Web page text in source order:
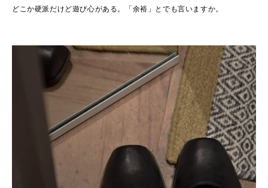
どこか硬派だけど遊び心がある。「余裕」とでも言いますか。